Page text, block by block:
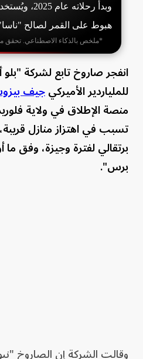
وبدأ رحلاته
هبوط على القمر لصالح
*ملخص بالذكاء الاصطناعي. تحقق
انفجر صاروخ تابع لشركة "بلو
للملياردير الأميركيجيف
منصة الإطلاق في ولاية
تسبب في اهتزاز منازل
برتقالي لفترة وجيزة، وفق
برس".
وقالت الشركة إن الصاروخ